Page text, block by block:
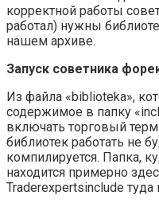
корректной работы
работал) нужны
нашем архиве.
Запуск советника
Из файла «biblioteka»,
содержимое в папку
включать торговый
библиотек работать не
компилируется. Папка,
находится примерно
Traderexpertsinclude